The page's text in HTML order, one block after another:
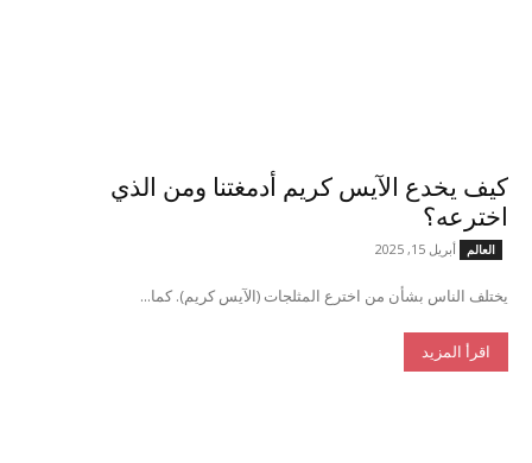
كيف يخدع الآيس كريم أدمغتنا ومن الذي
اخترعه؟
العالم أبريل 15, 2025
يختلف الناس بشأن من اخترع المثلجات (الآيس كريم). كما...
اقرأ المزيد